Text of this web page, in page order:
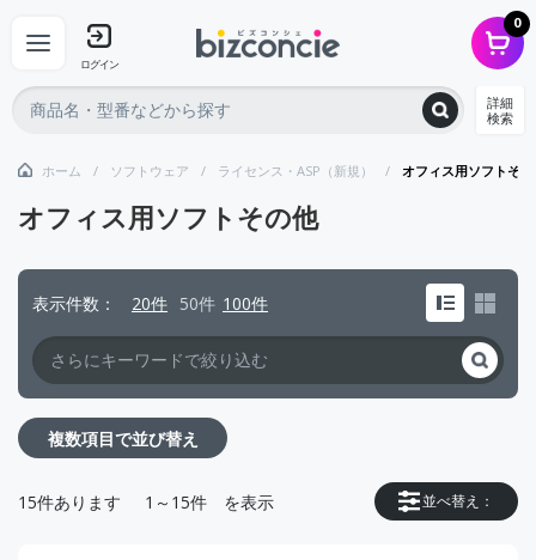
ログイン
0
詳細
検索
ホーム ソフトウェア ライセンス・ASP（新規） オフィス用ソフトそ
オフィス用ソフトその他
表示件数 20件 50件 100件
複数項目で並び替え
並べ替え：
15件あります 1～15件 を表示